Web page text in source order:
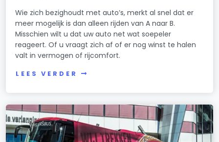
Wie zich bezighoudt met auto’s, merkt al snel dat er
meer mogelijk is dan alleen rijden van A naar B.
Misschien wilt u dat uw auto net wat soepeler
reageert. Of u vraagt zich af of er nog winst te halen
valt in vermogen of rijcomfort.
LEES VERDER